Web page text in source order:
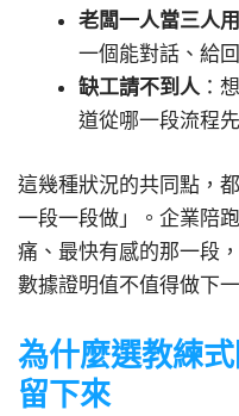
老闆一人當三人用
一個能對話、給
缺工請不到人：
道從哪一段流程
這幾種狀況的共同點，
一段一段做」。企業陪
痛、最快有感的那一段
數據證明值不值得做下一
為什麼選教練
留下來